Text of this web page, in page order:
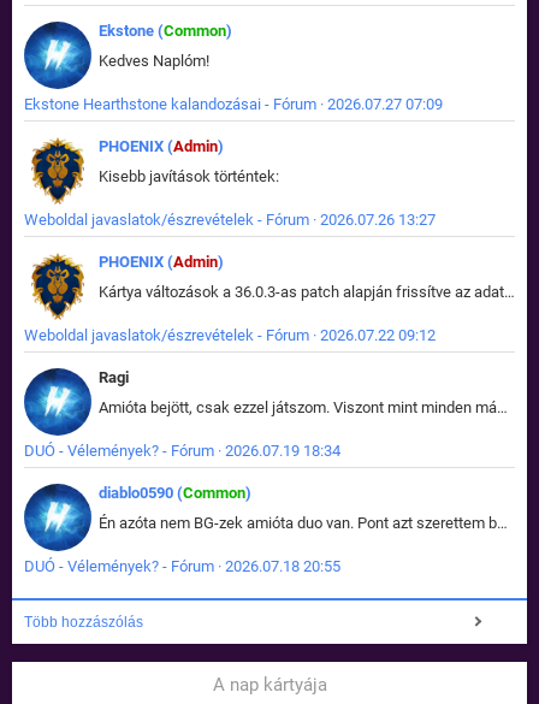
Ekstone (Common)
Kedves Naplóm!
Ekstone Hearthstone kalandozásai - Fórum · 2026.07.27 07:09
PHOENIX (Admin)
Kisebb javítások történtek:
Weboldal javaslatok/észrevételek - Fórum · 2026.07.26 13:27
PHOENIX (Admin)
Kártya változások a 36.0.3-as patch alapján frissítve az adatbázisban (képek is cserélve).
Weboldal javaslatok/észrevételek - Fórum · 2026.07.22 09:12
Ragi
Amióta bejött, csak ezzel játszom. Viszont mint minden más - akár az alapjáték is, ez is baromira összetett lett. Néha már pár kör után is esélytelen az egész. Vagy irreállisan túltápol valaki, vagy lelép a partner, vagy csak hülye mint a segg. És amikor eljönne az én időm, na akkor jön el mindenki másé is. Engem jobban érdekelne, hogy ki milyen ratingen szokott játszani. Na ez lenne egy érdekes adat.
DUÓ - Vélemények? - Fórum · 2026.07.19 18:34
diablo0590 (Common)
Én azóta nem BG-zek amióta duo van. Pont azt szerettem benne, hogy rajtam múlik mi történik, nem pedig a társamon. Kérem vissza a régi BG-t :D
DUÓ - Vélemények? - Fórum · 2026.07.18 20:55
Több hozzászólás
A nap kártyája